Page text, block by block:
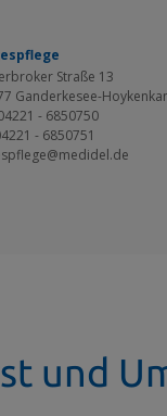
Straße 13
Ganderkesee-
- 6850750
- 6850751
und